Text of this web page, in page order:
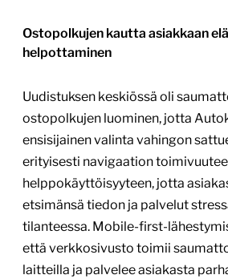
Ostopolkujen kautta asiakkaan
helpottaminen
Uudistuksen keskiössä oli
ostopolkujen luominen, jotta
ensisijainen valinta vahingon
erityisesti navigaation
helppokäyttöisyyteen, jotta
etsimänsä tiedon ja palvelut
tilanteessa. Mobile-first-
että verkkosivusto toimii
laitteilla ja palvelee asiakasta